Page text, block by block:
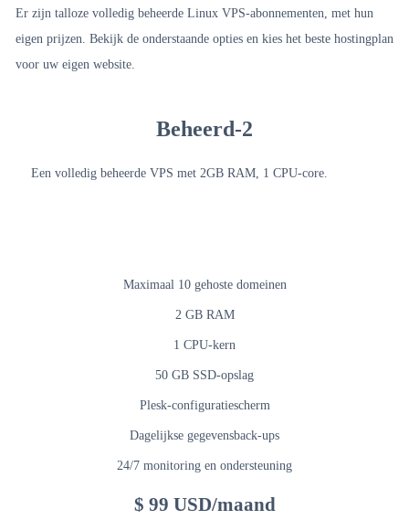
Er zijn talloze volledig beheerde Linux VPS-abonnementen, met hun
eigen prijzen. Bekijk de onderstaande opties en kies het beste hostingplan
voor uw eigen website.
Beheerd-2
Een volledig beheerde VPS met 2GB RAM, 1 CPU-core.
Maximaal 10 gehoste domeinen
2 GB RAM
1 CPU-kern
50 GB SSD-opslag
Plesk-configuratiescherm
Dagelijkse gegevensback-ups
24/7 monitoring en ondersteuning
$ 99 USD/maand